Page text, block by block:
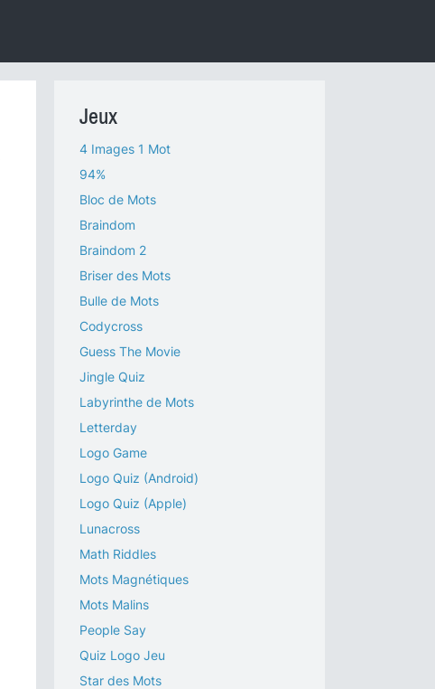
Jeux
4 Images 1 Mot
94%
Bloc de Mots
Braindom
Braindom 2
Briser des Mots
Bulle de Mots
Codycross
Guess The Movie
Jingle Quiz
Labyrinthe de Mots
Letterday
Logo Game
Logo Quiz (Android)
Logo Quiz (Apple)
Lunacross
Math Riddles
Mots Magnétiques
Mots Malins
People Say
Quiz Logo Jeu
Star des Mots